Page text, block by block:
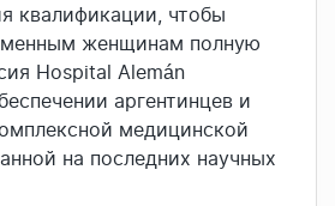
квалификации, чтобы
женщинам полную
Hospital Alemán
аргентинцев и
медицинской
на последних научных